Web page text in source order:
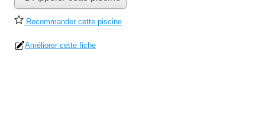
Recommander cette piscine
Améliorer cette fiche